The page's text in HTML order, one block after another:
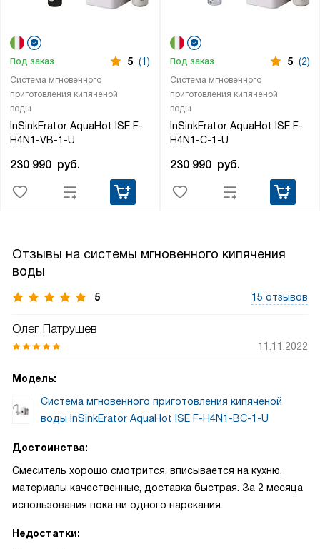
Система мгновенного
приготовления кипяченой
воды
InSinkErator AquaHot ISE F-
H4N1-VB-1-U
Под заказ 5 (1)
230 990 руб.
Система мгновенного
приготовления кипяченой
воды
InSinkErator AquaHot ISE F-
H4N1-C-1-U
Под заказ 5 (2)
230 990 руб.
Отзывы на системы мгновенного кипячения
воды
5 15 отзывов
Олег Патрушев
11.11.2022
Модель:
Система мгновенного приготовления кипяченой
воды InSinkErator AquaHot ISE F-H4N1-BC-1-U
Достоинства:
Смеситель хорошо смотрится, вписывается на кухню,
материалы качественные, доставка быстрая. За 2 месяца
использования пока ни одного нарекания.
Недостатки: